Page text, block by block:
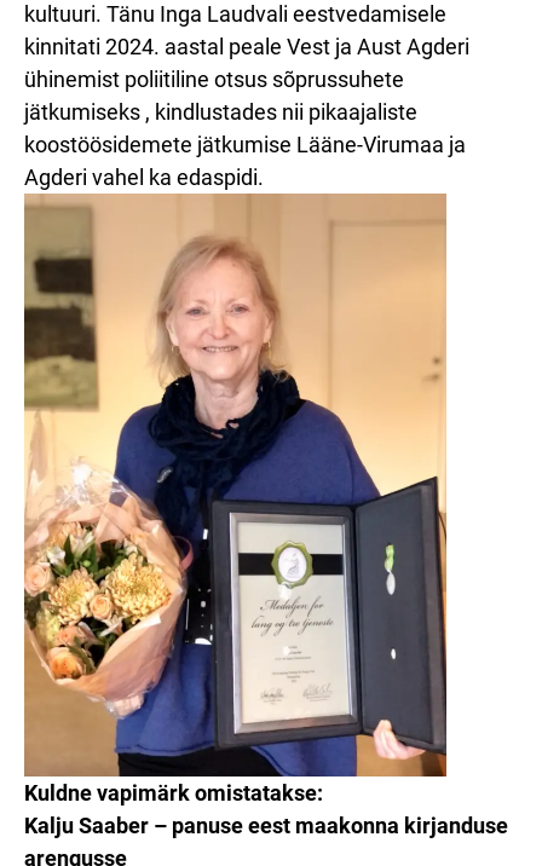
kultuuri. Tänu Inga Laudvali eestvedamisele
kinnitati 2024. aastal peale Vest ja Aust Agderi
ühinemist poliitiline otsus sõprussuhete
jätkumiseks , kindlustades nii pikaajaliste
koostöösidemete jätkumise Lääne-Virumaa ja
Agderi vahel ka edaspidi.
Kuldne vapimärk omistatakse:
Kalju Saaber – panuse eest maakonna kirjanduse
arengusse